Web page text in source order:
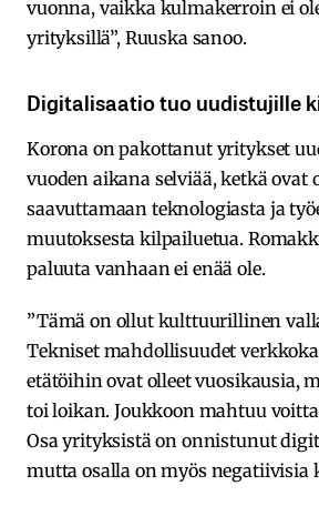
vuonna, vaikka kulmakerroin ei
yrityksillä”, Ruuska sanoo.
Digitalisaatio tuo uudistujille
Korona on pakottanut yritykset
vuoden aikana selviää, ketkä ovat
saavuttamaan teknologiasta ja
muutoksesta kilpailuetua.
paluuta vanhaan ei enää ole.
”Tämä on ollut kulttuurillinen
Tekniset mahdollisuudet
etätöihin ovat olleet vuosikausia,
toi loikan. Joukkoon mahtuu
Osa yrityksistä on onnistunut
mutta osalla on myös negatiivisia